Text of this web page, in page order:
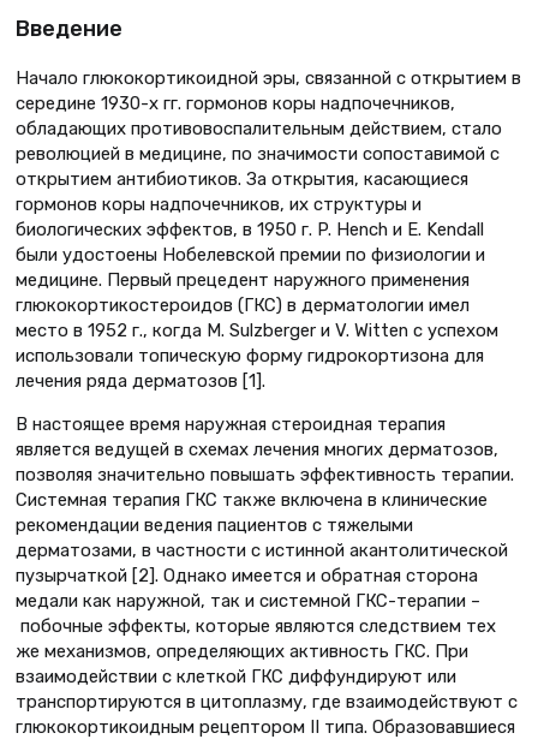
Введение
Начало глюкокортикоидной эры, связанной с открытием в
середине 1930-х гг. гормонов коры надпочечников,
обладающих противовоспалительным действием, стало
революцией в медицине, по значимости сопоставимой с
открытием антибиотиков. За открытия, касающиеся
гормонов коры надпочечников, их структуры и
биологических эффектов, в 1950 г. P. Hench и E. Kendall
были удостоены Нобелевской премии по физиологии и
медицине. Первый прецедент наружного применения
глюкокортикостероидов (ГКС) в дерматологии имел
место в 1952 г., когда M. Sulzberger и V. Witten с успехом
использовали топическую форму гидрокортизона для
лечения ряда дерматозов [1].
В настоящее время наружная стероидная терапия
является ведущей в схемах лечения многих дерматозов,
позволяя значительно повышать эффективность терапии.
Системная терапия ГКС также включена в клинические
рекомендации ведения пациентов с тяжелыми
дерматозами, в частности с истинной акантолитической
пузырчаткой [2]. Однако имеется и обратная сторона
медали как наружной, так и системной ГКС-терапии –
побочные эффекты, которые являются следствием тех
же механизмов, определяющих активность ГКС. При
взаимодействии с клеткой ГКС диффундируют или
транспортируются в цитоплазму, где взаимодействуют с
глюкокортикоидным рецептором II типа. Образовавшиеся